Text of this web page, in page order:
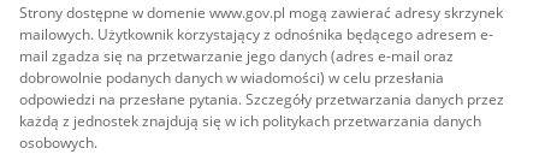
Strony dostępne w domenie www.gov.pl mogą zawierać adresy skrzynek
mailowych. Użytkownik korzystający z odnośnika będącego adresem e-
mail zgadza się na przetwarzanie jego danych (adres e-mail oraz
dobrowolnie podanych danych w wiadomości) w celu przesłania
odpowiedzi na przesłane pytania. Szczegóły przetwarzania danych przez
każdą z jednostek znajdują się w ich politykach przetwarzania danych
osobowych.